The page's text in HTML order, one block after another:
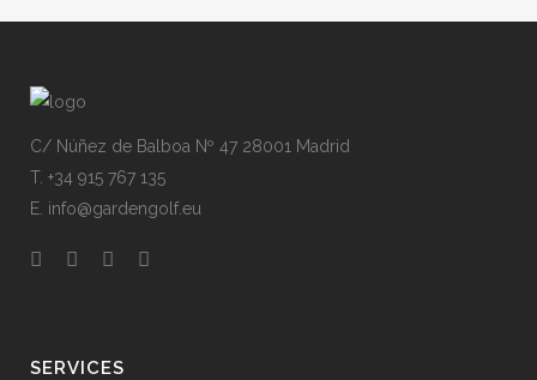
C/ Núñez de Balboa Nº 47 28001 Madrid
T. +34 915 767 135
E. info@gardengolf.eu
SERVICES